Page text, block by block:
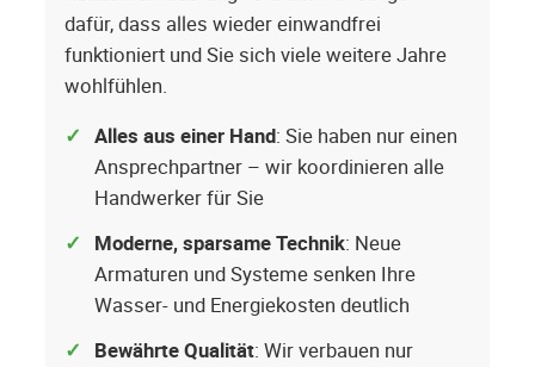
dafür, dass alles wieder einwandfrei
funktioniert und Sie sich viele weitere Jahre
wohlfühlen.
Alles aus einer Hand: Sie haben nur einen
Ansprechpartner – wir koordinieren alle
Handwerker für Sie
Moderne, sparsame Technik: Neue
Armaturen und Systeme senken Ihre
Wasser- und Energiekosten deutlich
Bewährte Qualität: Wir verbauen nur